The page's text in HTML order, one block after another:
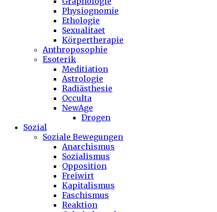
Physiognomie
Ethologie
Sexualitaet
Körpertherapie
Anthroposophie
Esoterik
Meditiation
Astrologie
Radiästhesie
Occulta
NewAge
Drogen
Sozial
Soziale Bewegungen
Anarchismus
Sozialismus
Opposition
Freiwirt
Kapitalismus
Faschismus
Reaktion